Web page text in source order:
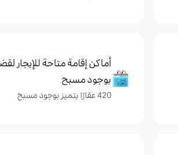
أماكن إقامة متاحة للإيجار
بوجود مسبح
420 عقارًا يتميز بوجود مسبح